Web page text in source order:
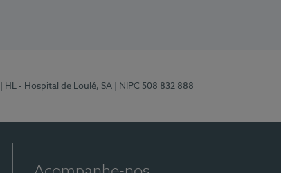
| HL - Hospital de Loulé, SA | NIPC 508 832 888